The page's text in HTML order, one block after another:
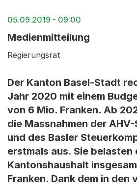
05.09.2019 - 09:00
Medienmitteilung
Regierungsrat
Der Kanton Basel-Stadt
Jahr 2020 mit einem
von 6 Mio. Franken. Ab
die Massnahmen der
und des Basler
erstmals aus. Sie belasten
Kantonshaushalt
Franken. Dank dem in den